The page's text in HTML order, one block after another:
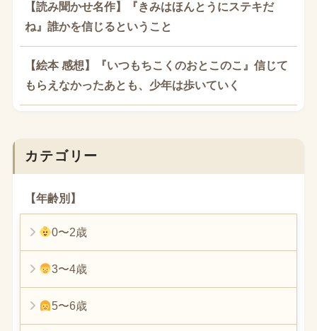
【読み聞かせ名作】『きみはほんとうにステキだ
ね』誰かを信じるということ
【絵本 感想】『いつもちこくのおとこのこ』信じて
もらえなかったあとも、少年は歩いていく
カテゴリー
【年齢別】
0〜2歳
3〜4歳
5〜6歳